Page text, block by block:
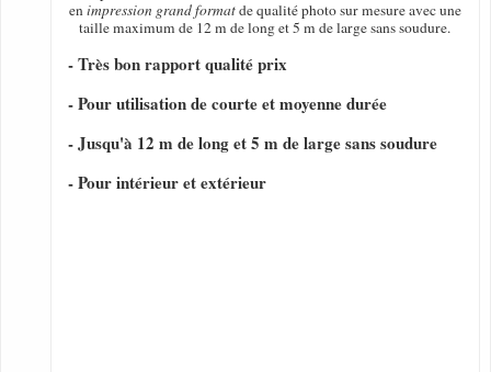
enimpression grand formatde qualité photo sur mesure avec une
taille maximum de 12 m de long et 5 m de large sans soudure.
- Très bon rapport qualité prix
- Pour utilisation de courte et moyenne durée
- Jusqu'à 12 m de long et 5 m de large sans soudure
- Pour intérieur et extérieur